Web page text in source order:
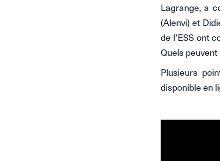
Lagrange, a
(Alenvi) et
de l’ESS ont
Quels
Plusieurs
disponible en